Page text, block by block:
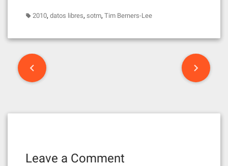
2010, datos libres, sotm, Tim Berners-Lee
Post
navigation
Leave a Comment